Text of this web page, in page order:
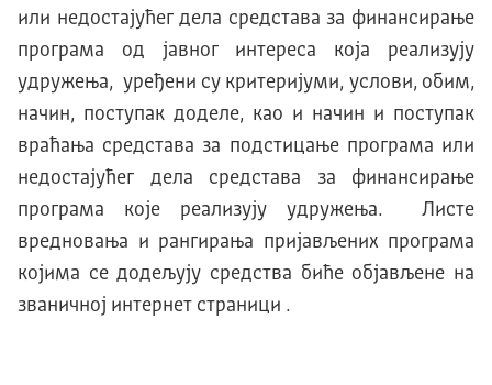
или недостајућег дела средстава за финансирање
програма од јавног интереса која реализују
удружења, уређени су критеријуми, услови, обим,
начин, поступак доделе, као и начин и поступак
враћања средстава за подстицање програма или
недостајућег дела средстава за финансирање
програма које реализују удружења. Листе
вредновања и рангирања пријављених програма
којима се додељују средства биће објављене на
званичној интернет страници .